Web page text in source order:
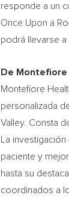
responde a un
Once Upon a
podrá llevarse
De
Montefiore
personalizada
Valley. Consta
La
paciente y
hasta su
coordinados a